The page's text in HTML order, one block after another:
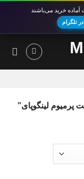
خرید می‌باشند
تلگرام
لینگوپای”